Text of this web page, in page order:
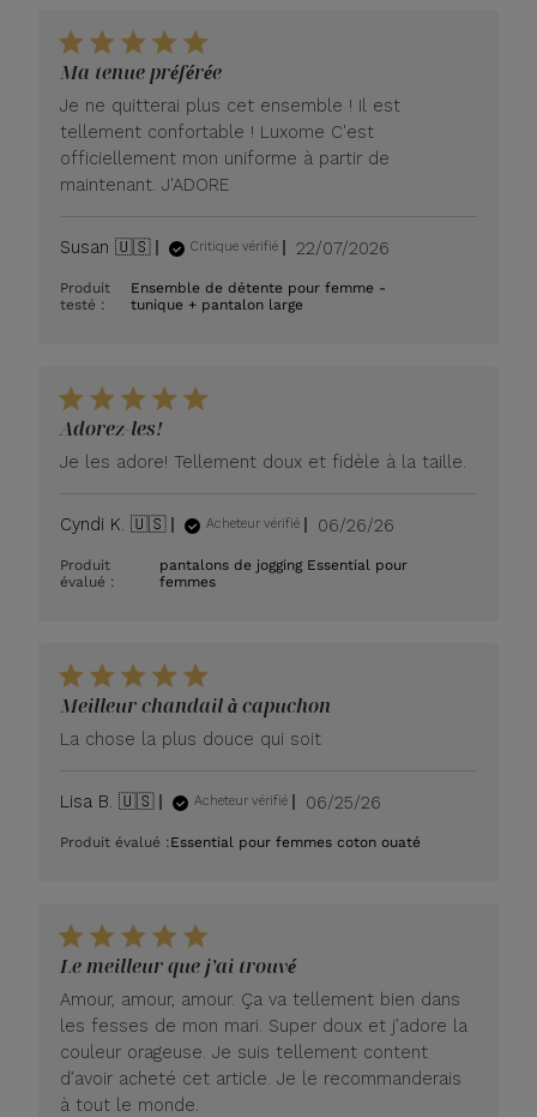
Ma tenue préférée
Je ne quitterai plus cet ensemble ! Il est
tellement confortable ! Luxome C'est
officiellement mon uniforme à partir de
maintenant. J'ADORE
Susan 🇺🇸 Critique vérifié
Date
publication
22/07/2026
Produit
testé :
Ensemble de détente pour femme -
tunique + pantalon large
Adorez-les!
Je les adore! Tellement doux et fidèle à la taille.
Cyndi K. 🇺🇸 Acheteur vérifié
Date
publication
06/26/26
Produit
évalué :
pantalons de jogging Essential pour
femmes
Meilleur chandail à capuchon
La chose la plus douce qui soit
Lisa B. 🇺🇸 Acheteur vérifié
Date
publication
06/25/26
Produit évalué :Essential pour femmes coton ouaté
Le meilleur que j’ai trouvé
Amour, amour, amour. Ça va tellement bien dans
les fesses de mon mari. Super doux et j’adore la
couleur orageuse. Je suis tellement content
d’avoir acheté cet article. Je le recommanderais
à tout le monde.